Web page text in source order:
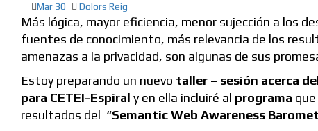
Mar 30 Dolors Reig
Más lógica, mayor eficiencia, menor sujección a los
fuentes de conocimiento, más relevancia de los
amenazas a la privacidad, son algunas de sus
Estoy preparando un nuevo taller – sesión acerca
para CETEI-Espiral y en ella incluiré al programa
resultados del “Semantic Web Awareness